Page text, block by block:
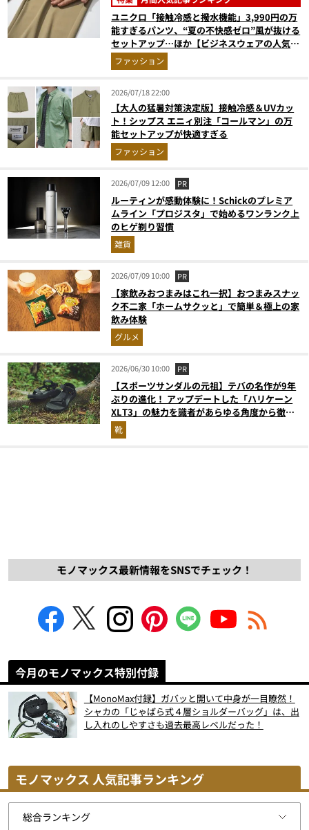
ユニクロ「接触冷感と撥水機能」3,990円の万
能すぎるパンツ、“夏の不快感ゼロ”風が抜ける
セットアップ…ほか【ビジネスウェアの人気記
事ランキングベスト3】（2026年6月版）
ファッション
2026/07/18 22:00
【大人の猛暑対策決定版】接触冷感＆UVカッ
ト！シップス エニィ別注「コールマン」の万
能セットアップが快適すぎる
ファッション
2026/07/09 12:00 PR
ルーティンが感動体験に！Schickのプレミア
ムライン「プロジスタ」で始めるワンランク上
のヒゲ剃り習慣
雑貨
2026/07/09 10:00 PR
【家飲みおつまみはこれ一択】おつまみスナッ
ク不二家「ホームサクッと」で簡単＆極上の家
飲み体験
グルメ
2026/06/30 10:00 PR
【スポーツサンダルの元祖】テバの名作が9年
ぶりの進化！ アップデートした「ハリケーン
XLT3」の魅力を識者があらゆる角度から徹底
解説！
靴
モノマックス最新情報をSNSでチェック！
今月のモノマックス特別付録
【MonoMax付録】ガバッと開いて中身が一目瞭然！
シャカの「じゃばら式４層ショルダーバッグ」は、出
し入れのしやすさも過去最高レベルだった！
モノマックス 人気記事ランキング